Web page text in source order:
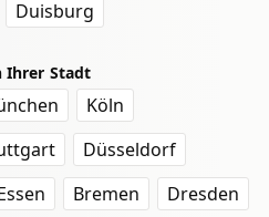
Duisburg
Ihrer Stadt
Köln
Düsseldorf
Bremen
Dresden